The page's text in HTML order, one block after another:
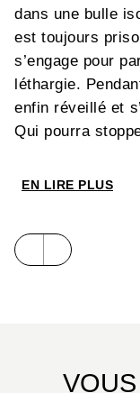
dans une bulle
est toujours
s’engage pour
léthargie.
enfin réveillé et
Qui pourra
EN LIRE PLUS